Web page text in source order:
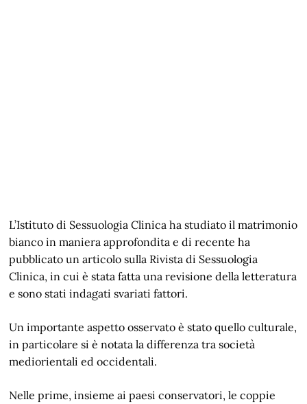
L’Istituto di Sessuologia Clinica ha studiato il matrimonio
bianco in maniera approfondita e di recente ha
pubblicato un articolo sulla Rivista di Sessuologia
Clinica, in cui è stata fatta una revisione della letteratura
e sono stati indagati svariati fattori.
Un importante aspetto osservato è stato quello culturale,
in particolare si è notata la differenza tra società
mediorientali ed occidentali.
Nelle prime, insieme ai paesi conservatori, le coppie